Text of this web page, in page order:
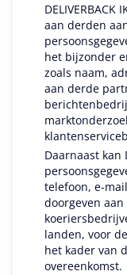
aan derden
het bijzonder
zoals naam,
aan derde
Daarnaast kan
telefoon, e-
doorgeven
landen, voor
het kader van
overeenkomst.